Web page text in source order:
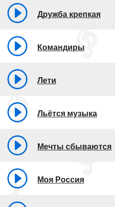
Дружба крепкая
Командиры
Лети
Льётся музыка
Мечты сбываются
Моя Россия